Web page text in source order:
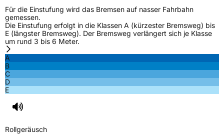
Für die Einstufung wird das Bremsen auf nasser Fahrbahn
gemessen.
Die Einstufung erfolgt in die Klassen A (kürzester Bremsweg) bis
E (längster Bremsweg). Der Bremsweg verlängert sich je Klasse
um rund 3 bis 6 Meter.
A
B
C
D
E
Rollgeräusch